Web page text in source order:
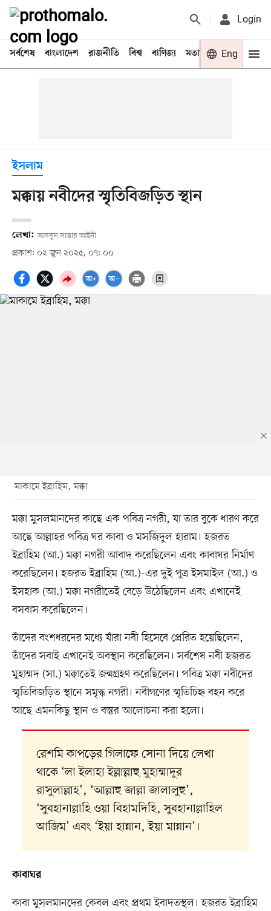
Login
সর্বশেষ বাংলাদেশ রাজনীতি বিশ্ব বাণিজ্য মতামত খেলা
Eng
ইসলাম
মক্কায় নবীদের স্মৃতিবিজড়িত স্থান
লেখা: আবদুস সাত্তার আইনী
প্রকাশ: ০২ জুন ২০২৫, ০৭: ০০
মাকামে ইব্রাহিম, মক্কা
মক্কা মুসলমানদের কাছে এক পবিত্র নগরী, যা তার বুকে ধারণ করে
আছে আল্লাহর পবিত্র ঘর কাবা ও মসজিদুল হারাম। হজরত
ইব্রাহিম (আ.) মক্কা নগরী আবাদ করেছিলেন এবং কাবাঘর নির্মাণ
করেছিলেন। হজরত ইব্রাহিম (আ.)-এর দুই পুত্র ইসমাইল (আ.) ও
ইসহাক (আ.) মক্কা নগরীতেই বেড়ে উঠেছিলেন এবং এখানেই
বসবাস করেছিলেন।
তাঁদের বংশধরদের মধ্যে যাঁরা নবী হিসেবে প্রেরিত হয়েছিলেন,
তাঁদের সবাই এখানেই অবস্থান করেছিলেন। সর্বশেষ নবী হজরত
মুহাম্মদ (সা.) মক্কাতেই জন্মগ্রহণ করেছিলেন। পবিত্র মক্কা নবীদের
স্মৃতিবিজড়িত স্থানে সমৃদ্ধ নগরী। নবীগণের স্মৃতিচি‎হ্ন বহন করে
আছে এমনকিছু স্থান ও বস্তুর আলোচনা করা হলো।
রেশমি কাপড়ের গিলাফে সোনা দিয়ে লেখা
থাকে ‘লা ইলাহা ইল্লাল্লাহু মুহাম্মাদুর
রাসুলাল্লাহ’, ‘আল্লাহু জাল্লা জালালুহু’,
‘সুবহানাল্লাহি ওয়া বিহামদিহি, সুবহানাল্লাহিল
আজিম’ এবং ‘ইয়া হান্নান, ইয়া মান্নান’।
কাবাঘর
কাবা মুসলমানদের কেবল এবং প্রথম ইবাদতস্থল। হজরত ইব্রাহিম